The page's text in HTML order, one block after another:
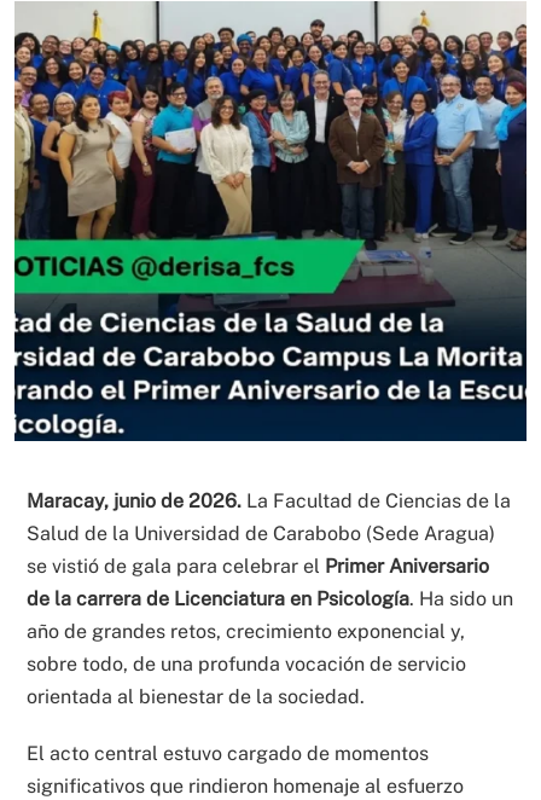
Maracay, junio de 2026. La Facultad de Ciencias de la
Salud de la Universidad de Carabobo (Sede Aragua)
se vistió de gala para celebrar el Primer Aniversario
de la carrera de Licenciatura en Psicología. Ha sido un
año de grandes retos, crecimiento exponencial y,
sobre todo, de una profunda vocación de servicio
orientada al bienestar de la sociedad.
El acto central estuvo cargado de momentos
significativos que rindieron homenaje al esfuerzo